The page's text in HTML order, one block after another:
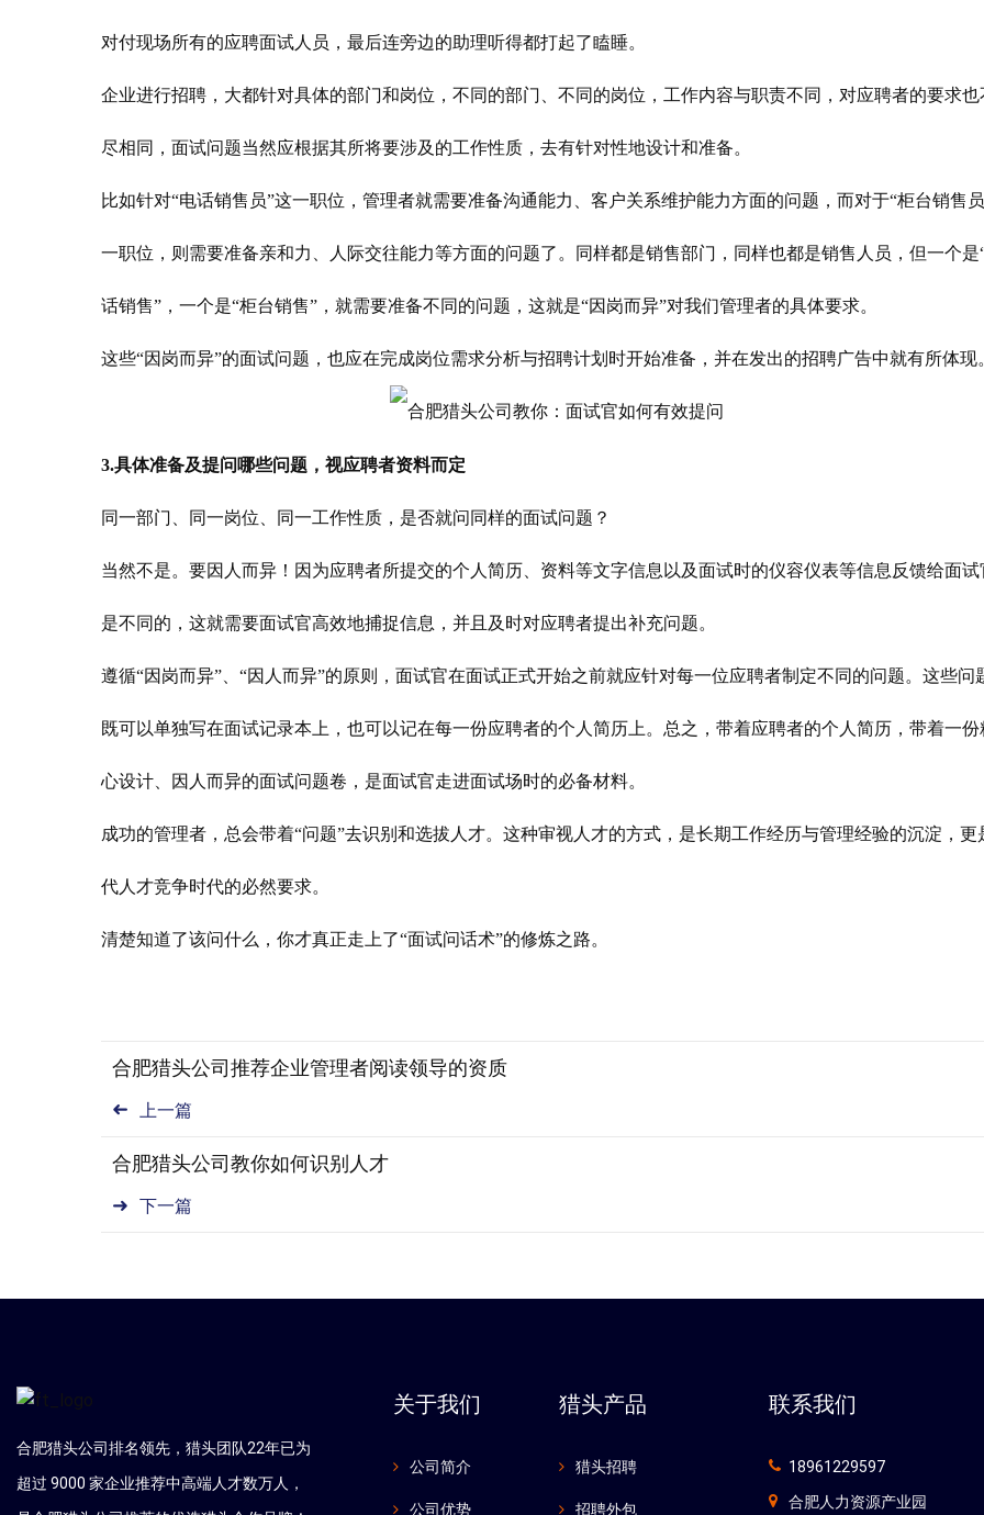
对付现场所有的应聘面试人员，最后连旁边的助理听得都打起了瞌睡。
企业进行招聘，大都针对具体的部门和岗位，不同的部门、不同的岗位，工作内容与职责不同，对应聘者的要求也
尽相同，面试问题当然应根据其所将要涉及的工作性质，去有针对性地设计和准备。
比如针对“电话销售员”这一职位，管理者就需要准备沟通能力、客户关系维护能力方面的问题，而对于“柜台销售
一职位，则需要准备亲和力、人际交往能力等方面的问题了。同样都是销售部门，同样也都是销售人员，但一个是
话销售”，一个是“柜台销售”，就需要准备不同的问题，这就是“因岗而异”对我们管理者的具体要求。
这些“因岗而异”的面试问题，也应在完成岗位需求分析与招聘计划时开始准备，并在发出的招聘广告中就有所体现
3.具体准备及提问哪些问题，视应聘者资料而定
同一部门、同一岗位、同一工作性质，是否就问同样的面试问题？
当然不是。要因人而异！因为应聘者所提交的个人简历、资料等文字信息以及面试时的仪容仪表等信息反馈给面试
是不同的，这就需要面试官高效地捕捉信息，并且及时对应聘者提出补充问题。
遵循“因岗而异”、“因人而异”的原则，面试官在面试正式开始之前就应针对每一位应聘者制定不同的问题。这些问
既可以单独写在面试记录本上，也可以记在每一份应聘者的个人简历上。总之，带着应聘者的个人简历，带着一份
心设计、因人而异的面试问题卷，是面试官走进面试场时的必备材料。
成功的管理者，总会带着“问题”去识别和选拔人才。这种审视人才的方式，是长期工作经历与管理经验的沉淀，更
代人才竞争时代的必然要求。
清楚知道了该问什么，你才真正走上了“面试问话术”的修炼之路。
上一篇
合肥猎头公司推荐企业管理者阅读领导的资质
下一篇
合肥猎头公司教你如何识别人才
合肥猎头公司排名领先，猎头团队22年已为
超过 9000 家企业推荐中高端人才数万人，
关于我们
公司简介
公司优势
猎头产品
猎头招聘
招聘外包
联系我们
18961229597
合肥人力资源产业园